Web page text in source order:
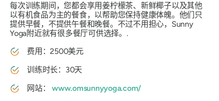
每次训练期间，您都会享用姜柠檬茶、新鲜椰子以及其他
以有机食品为主的餐食，以帮助您保持健康体魄。他们只
提供早餐，不提供午餐和晚餐。不过不用担心，Sunny
Yoga附近就有很多餐厅可供选择。.
费用：2500美元
训练时长：30天
网站：www.omsunnyyoga.com/